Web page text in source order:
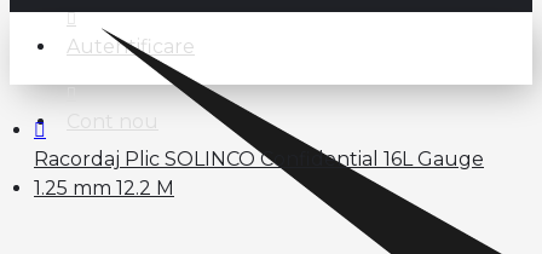
Autentificare
Racordaj Plic SOLINCO Confidential 16L Gauge
1.25 mm 12.2 M